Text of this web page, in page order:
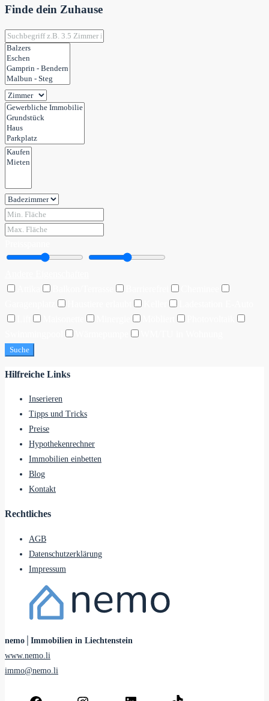
Finde dein Zuhause
Suche
Hilfreiche Links
Inserieren
Tipps und Tricks
Preise
Hypothekenrechner
Immobilien einbetten
Blog
Kontakt
Rechtliches
AGB
Datenschutzerklärung
Impressum
nemo│Immobilien in Liechtenstein
www.nemo.li
immo@nemo.li